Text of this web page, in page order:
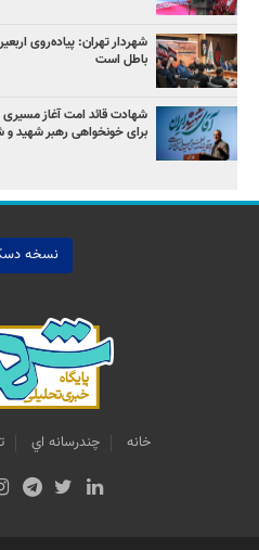
شهردار تهران: پیاده‌روی
باطل است
برای خونخواهی رهبر شهید و
نسخه
خانه چندرسانه اي